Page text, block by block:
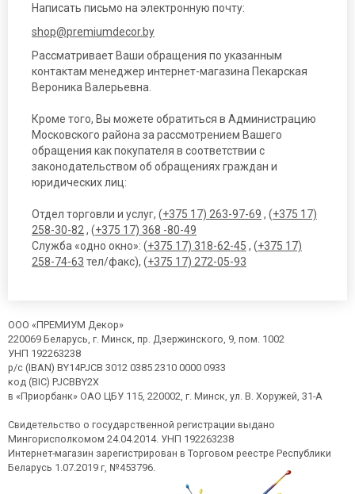
Написать письмо на электронную почту:
shop@premiumdecor.by
Рассматривает Ваши обращения по указанным
контактам менеджер интернет-магазина Пекарская
Вероника Валерьевна.
Кроме того, Вы можете обратиться в Администрацию
Московского района за рассмотрением Вашего
обращения как покупателя в соответствии с
законодательством об обращениях граждан и
юридических лиц:
Отдел торговли и услуг, (+375 17) 263-97-69 , (+375 17)
258-30-82 , (+375 17) 368 -80-49
Служба «одно окно»: (+375 17) 318-62-45 , (+375 17)
258-74-63 тел/факс), (+375 17) 272-05-93
ООО «ПРЕМИУМ Декор»
220069 Беларусь, г. Минск, пр. Дзержинского, 9, пом. 1002
УНП 192263238
р/с (IBAN) BY14PJCB 3012 0385 2310 0000 0933
код (BIC) PJCBBY2X
в «Приорбанк» ОАО ЦБУ 115, 220002, г. Минск, ул. В. Хоружей, 31-А
Свидетельство о государственной регистрации выдано
Мингорисполкомом 24.04.2014. УНП 192263238
Интернет-магазин зарегистрирован в Торговом реестре Республики
Беларусь 1.07.2019 г, №453796.